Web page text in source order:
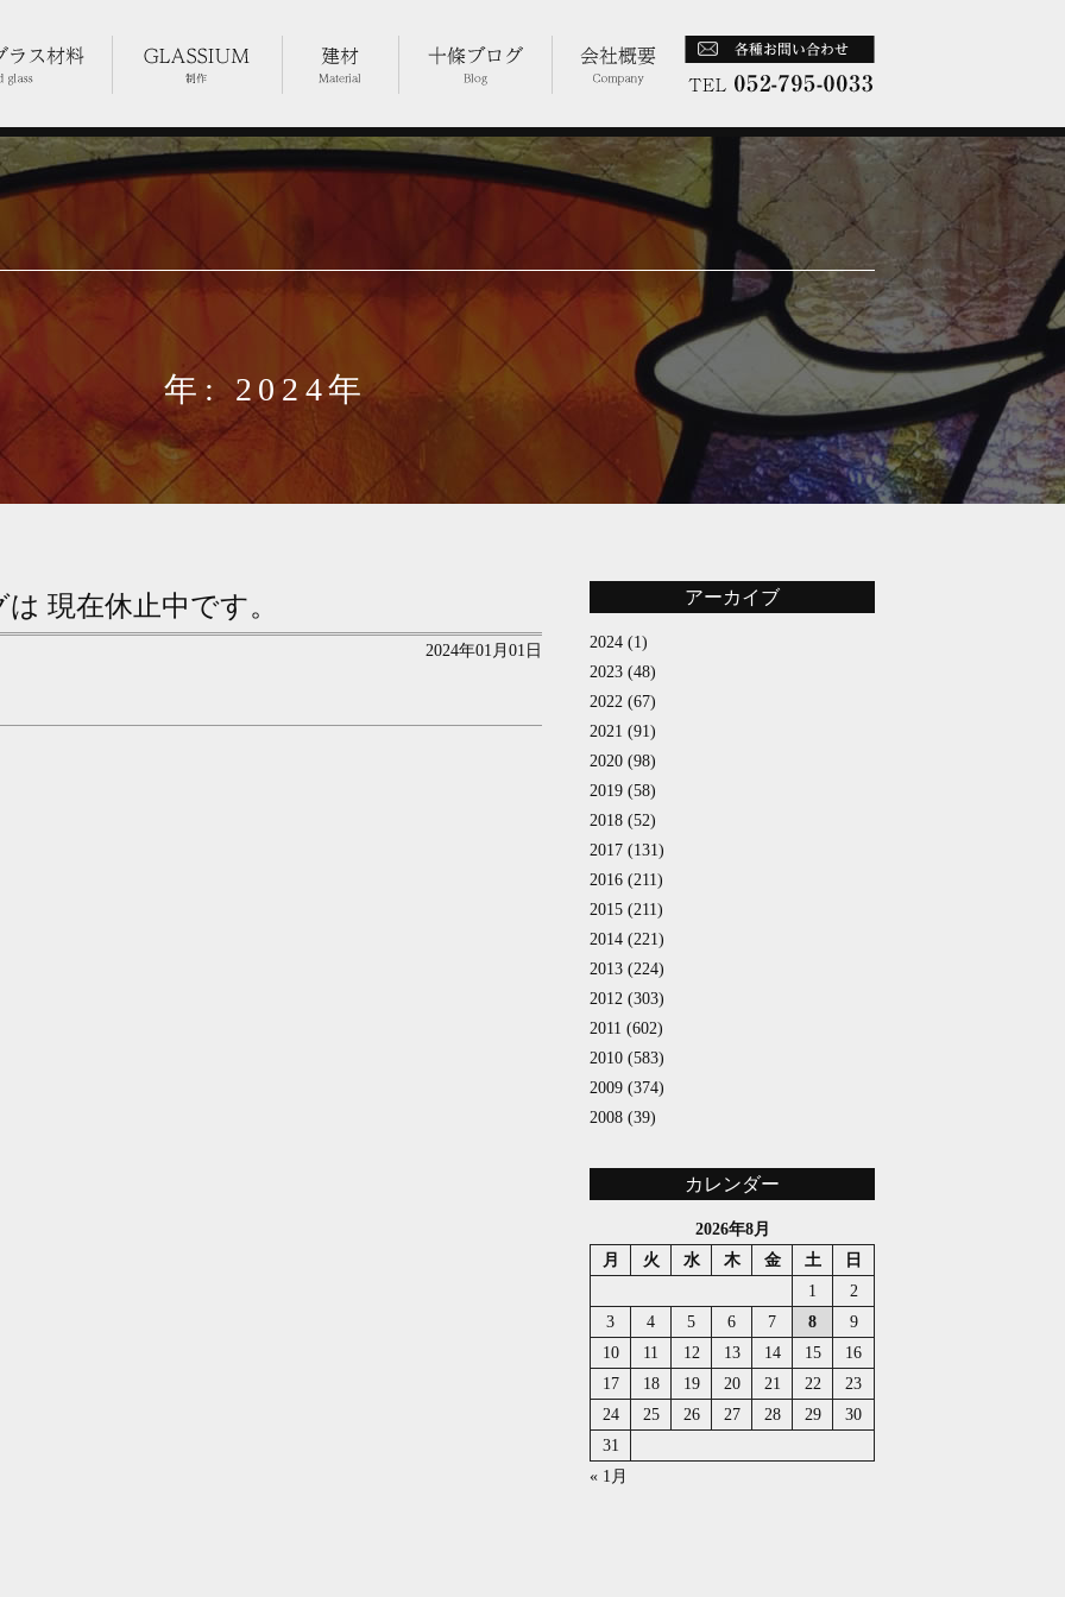
年: 2024年
現在休止中です。
2024年01月01日
アーカイブ
2024 (1)
2023 (48)
2022 (67)
2021 (91)
2020 (98)
2019 (58)
2018 (52)
2017 (131)
2016 (211)
2015 (211)
2014 (221)
2013 (224)
2012 (303)
2011 (602)
2010 (583)
2009 (374)
2008 (39)
カレンダー
2026年8月
月
火 水 木 金 土 日
« 1月
1
2
3
4 5 6 7 8
9
10
11 12 13 14 15
16
17
18 19 20 21 22
23
24
25 26 27 28 29
30
31